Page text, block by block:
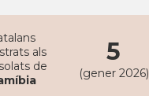
als
de
5
(gener 2026)